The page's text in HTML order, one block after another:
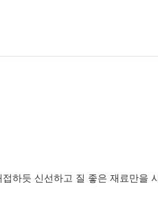
춤
하듯 신선하고 질 좋은 재료만을